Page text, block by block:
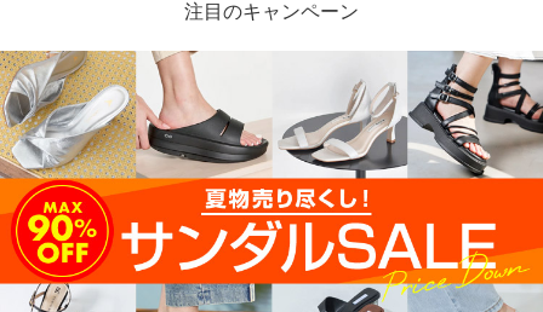
注目のキャンペーン